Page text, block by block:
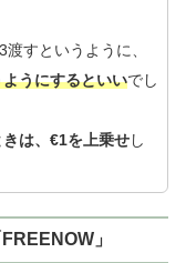
すというように、
うにするといいでし
は、€1を上乗せし
」